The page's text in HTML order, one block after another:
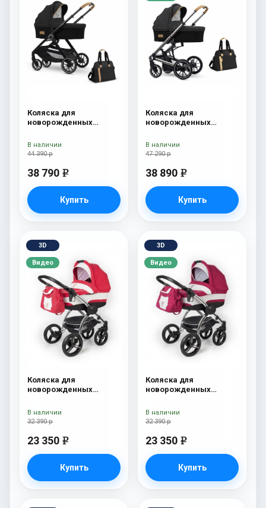
Коляска для
новорожденных
сумка Onyx
44 390 р
38 790 e
Купить
В наличии
Коляска для
новорожденных
Onyx
47 290 р
38 890 e
Купить
В наличии
3D
Видео
Коляска для
новорожденных
Chrome) Red Lux
32 390 р
23 350 e
Купить
В наличии
3D
Видео
Коляска для
новорожденных
Chrome) Borduex
32 390 р
23 350 e
Купить
В наличии